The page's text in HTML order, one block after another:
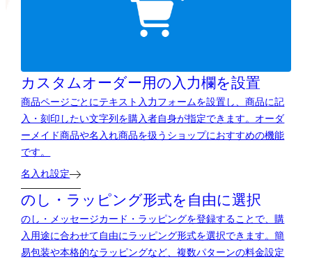
カスタムオーダー用の 入力欄を設置
商品ページごとにテキスト入力フォームを設置し、商品に記
入・刻印したい文字列を購入者自身が指定できます。オーダ
ーメイド商品や名入れ商品を扱うショップにおすすめの機能
です。
名入れ設定
のし・ラッピング形式を自由に選択
のし・メッセージカード・ラッピングを登録することで、購
入用途に合わせて自由にラッピング形式を選択できます。簡
易包装や本格的なラッピングなど、複数パターンの料金設定